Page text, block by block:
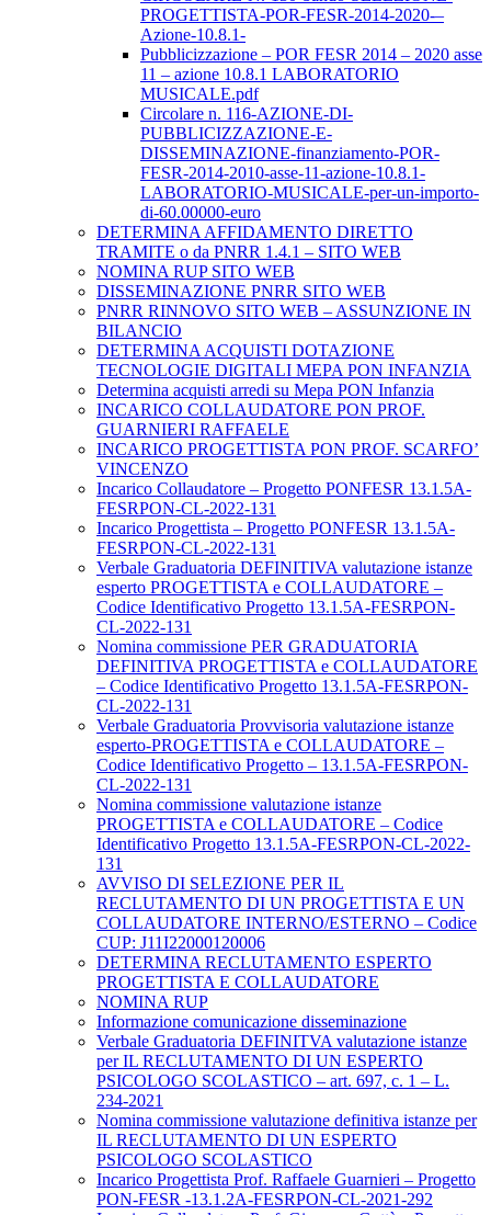
PROGETTISTA-POR-FESR-2014-2020-–
Azione-10.8.1-
Pubblicizzazione – POR FESR 2014 – 2020 asse
11 – azione 10.8.1 LABORATORIO
MUSICALE.pdf
Circolare n. 116-AZIONE-DI-
PUBBLICIZZAZIONE-E-
DISSEMINAZIONE-finanziamento-POR-
FESR-2014-2010-asse-11-azione-10.8.1-
LABORATORIO-MUSICALE-per-un-importo-
di-60.00000-euro
DETERMINA AFFIDAMENTO DIRETTO
TRAMITE o da PNRR 1.4.1 – SITO WEB
NOMINA RUP SITO WEB
DISSEMINAZIONE PNRR SITO WEB
PNRR RINNOVO SITO WEB – ASSUNZIONE IN
BILANCIO
DETERMINA ACQUISTI DOTAZIONE
TECNOLOGIE DIGITALI MEPA PON INFANZIA
Determina acquisti arredi su Mepa PON Infanzia
INCARICO COLLAUDATORE PON PROF.
GUARNIERI RAFFAELE
INCARICO PROGETTISTA PON PROF. SCARFO’
VINCENZO
Incarico Collaudatore – Progetto PONFESR 13.1.5A-
FESRPON-CL-2022-131
Incarico Progettista – Progetto PONFESR 13.1.5A-
FESRPON-CL-2022-131
Verbale Graduatoria DEFINITIVA valutazione istanze
esperto PROGETTISTA e COLLAUDATORE –
Codice Identificativo Progetto 13.1.5A-FESRPON-
CL-2022-131
Nomina commissione PER GRADUATORIA
DEFINITIVA PROGETTISTA e COLLAUDATORE
– Codice Identificativo Progetto 13.1.5A-FESRPON-
CL-2022-131
Verbale Graduatoria Provvisoria valutazione istanze
esperto-PROGETTISTA e COLLAUDATORE –
Codice Identificativo Progetto – 13.1.5A-FESRPON-
CL-2022-131
Nomina commissione valutazione istanze
PROGETTISTA e COLLAUDATORE – Codice
Identificativo Progetto 13.1.5A-FESRPON-CL-2022-
131
AVVISO DI SELEZIONE PER IL
RECLUTAMENTO DI UN PROGETTISTA E UN
COLLAUDATORE INTERNO/ESTERNO – Codice
CUP: J11I22000120006
DETERMINA RECLUTAMENTO ESPERTO
PROGETTISTA E COLLAUDATORE
NOMINA RUP
Informazione comunicazione disseminazione
Verbale Graduatoria DEFINITVA valutazione istanze
per IL RECLUTAMENTO DI UN ESPERTO
PSICOLOGO SCOLASTICO – art. 697, c. 1 – L.
234-2021
Nomina commissione valutazione definitiva istanze per
IL RECLUTAMENTO DI UN ESPERTO
PSICOLOGO SCOLASTICO
Incarico Progettista Prof. Raffaele Guarnieri – Progetto
PON-FESR -13.1.2A-FESRPON-CL-2021-292